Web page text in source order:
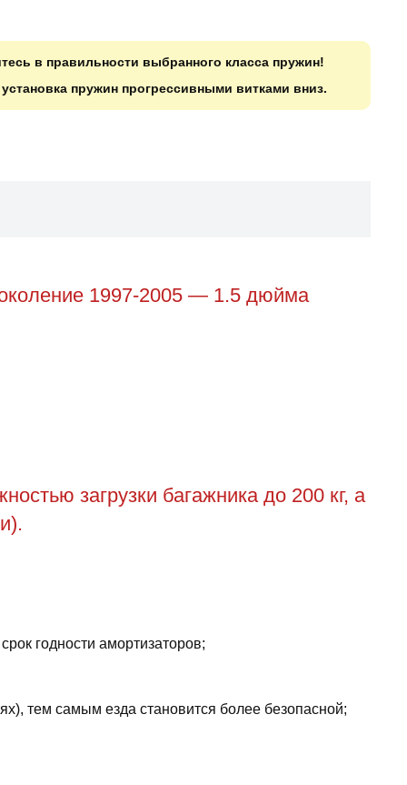
в правильности выбранного класса пружин!
пружин прогрессивными витками вниз.
1997-2005 — 1.5 дюйма
загрузки багажника до 200 кг, а
годности амортизаторов;
тем самым езда становится более безопасной;